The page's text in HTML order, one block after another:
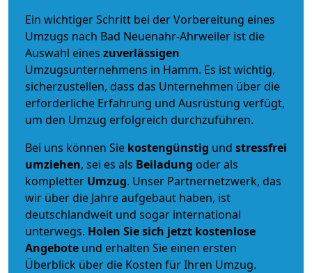
Ein wichtiger Schritt bei der Vorbereitung eines
Umzugs nach Bad Neuenahr-Ahrweiler ist die
Auswahl eines zuverlässigen
Umzugsunternehmens in Hamm. Es ist wichtig,
sicherzustellen, dass das Unternehmen über die
erforderliche Erfahrung und Ausrüstung verfügt,
um den Umzug erfolgreich durchzuführen.
Bei uns können Sie kostengünstig und stressfrei
umziehen, sei es als Beiladung oder als
kompletter Umzug. Unser Partnernetzwerk, das
wir über die Jahre aufgebaut haben, ist
deutschlandweit und sogar international
unterwegs. Holen Sie sich jetzt kostenlose
Angebote und erhalten Sie einen ersten
Überblick über die Kosten für Ihren Umzug.